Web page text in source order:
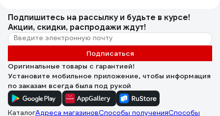
Подпишитесь на рассылкуи будьте в курсе!
Акции, скидки, распродажи ждут!
Подписаться
Оригинальные товары с гарантией!
Установите мобильное приложение, чтобы информация
по заказам всегда была под рукой
КаталогАдреса магазиновСпособы полученияСпособы